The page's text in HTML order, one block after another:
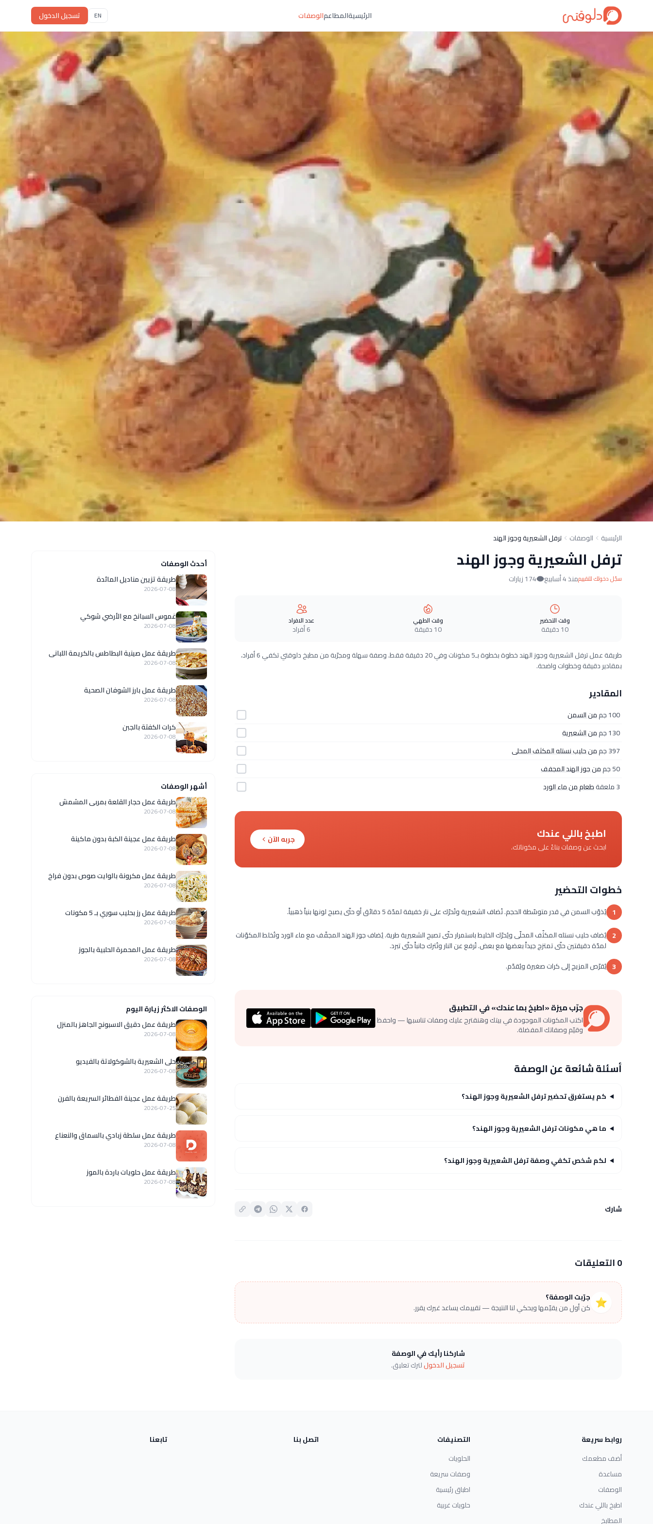
الرئيسيةالمطاعمالوصفات EN تسجيل الدخول
الرئيسية الوصفات ترفل الشعيرية وجوز الهند
ترفل الشعيرية وجوز الهند
سجّل دخولك للتقييممنذ 4 أسابيع 174 زيارات
وقت التحضير
10 دقيقة
وقت الطهي
10 دقيقة
عدد الافراد
6 أفراد
طريقة عمل ترفل الشعيرية وجوز الهند خطوة بخطوة بـ5 مكونات وفي 20 دقيقة فقط. وصفة سهلة ومجرّبة من مطبخ دلوقتي تكفي 6 أفراد،
بمقادير دقيقة وخطوات واضحة.
المقادير
100 جم
من السمن
130 جم
من الشعيرية
397 جم
من حليب نستله المكثف المحلى
50 جم
من جوز الهند المجفف
3 ملعقة
طعام من ماء الورد
اطبخ باللي عندك
ابحث عن وصفات بناءً على مكوناتك.
جربه الآن
خطوات التحضير
1 يُذوّب السمن في قدر متوسّطة الحجم. تُضاف الشعيرية وتُحرّك على نار خفيفة لمدّة 5 دقائق أو حتّى يصبح لونها بنياً ذهبياً.
2 يُضاف حليب نستله المكثّف المحلّى ويُحرّك الخليط باستمرار حتّى تصبح الشعيرية طرية. يُضاف جوز الهند المجفّف مع ماء الورد وتُخلط المكوّنات
لمدّة دقيقتين حتّى تمتزج جيداً بعضها مع بعض. تُرفع عن النار وتُترك جانباً حتّى تبرد.
3 يُقرّص المزيج إلى كرات صغيرة ويُقدّم.
جرّب ميزة «اطبخ بما عندك» في التطبيق
اكتب المكونات الموجودة في بيتك وهنقترح عليك وصفات تناسبها — واحفظ
وقيّم وصفاتك المفضلة.
أسئلة شائعة عن الوصفة
كم يستغرق تحضير ترفل الشعيرية وجوز الهند؟
ما هي مكونات ترفل الشعيرية وجوز الهند؟
لكم شخص تكفي وصفة ترفل الشعيرية وجوز الهند؟
شارك
0 التعليقات
⭐ جرّبت الوصفة؟
كن أول من يقيّمها ويحكي لنا النتيجة — تقييمك يساعد غيرك يقرر.
شاركنا رأيك في الوصفة
تسجيل الدخوللترك تعليق.
أحدث الوصفات
طريقة تزيين مناديل المائدة
2026-07-08
غموس السبانخ مع الأرضي شوكي
2026-07-08
طريقة عمل صينية البطاطس بالكريمة اللبانى
2026-07-08
طريقة عمل بارز الشوفان الصحية
2026-07-08
كرات الكفتة بالجبن
2026-07-08
أشهر الوصفات
طريقة عمل حجار القلعة بمربى المشمش
2026-07-08
طريقة عمل عجينة الكبة بدون ماكينة
2026-07-08
طريقة عمل مكرونة بالوايت صوص بدون فراخ
2026-07-08
طريقة عمل رز بحليب سوري بـ 5 مكونات
2026-07-08
طريقة عمل المحمرة الحلبية بالجوز
2026-07-08
الوصفات الاكثر زيارة اليوم
طريقة عمل دقيق الاسبونج الجاهز بالمنزل
2026-07-08
حلى الشعيرية بالشوكولاتة بالفيديو
2026-07-08
طريقة عمل عجينة الفطائر السريعة بالفرن
2026-07-25
طريقة عمل سلطة زبادي بالسماق والنعناع
2026-07-08
طريقة عمل حلويات باردة بالموز
2026-07-08
روابط سريعة
أضف مطعمك
مساعدة
الوصفات
اطبخ باللي عندك
المطابخ
التصنيفات
الحلويات
وصفات سريعة
اطباق رئيسية
حلويات غربية
اتصل بنا تابعنا